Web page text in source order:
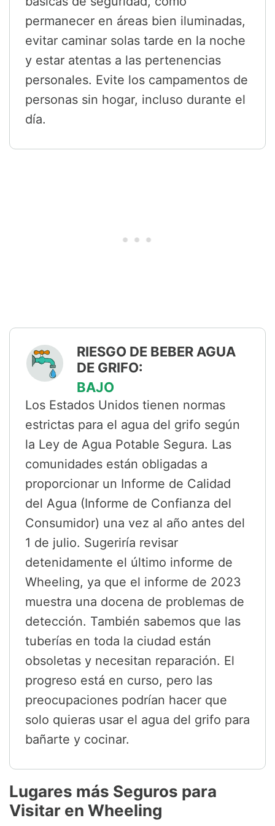
permanecer en áreas bien iluminadas,
evitar caminar solas tarde en la noche
y estar atentas a las pertenencias
personales. Evite los campamentos de
personas sin hogar, incluso durante el
día.
RIESGO DE BEBER AGUA
DE GRIFO:
BAJO
Los Estados Unidos tienen normas
estrictas para el agua del grifo según
la Ley de Agua Potable Segura. Las
comunidades están obligadas a
proporcionar un Informe de Calidad
del Agua (Informe de Confianza del
Consumidor) una vez al año antes del
1 de julio. Sugeriría revisar
detenidamente el último informe de
Wheeling, ya que el informe de 2023
muestra una docena de problemas de
detección. También sabemos que las
tuberías en toda la ciudad están
obsoletas y necesitan reparación. El
progreso está en curso, pero las
preocupaciones podrían hacer que
solo quieras usar el agua del grifo para
bañarte y cocinar.
Lugares más Seguros para
Visitar en Wheeling